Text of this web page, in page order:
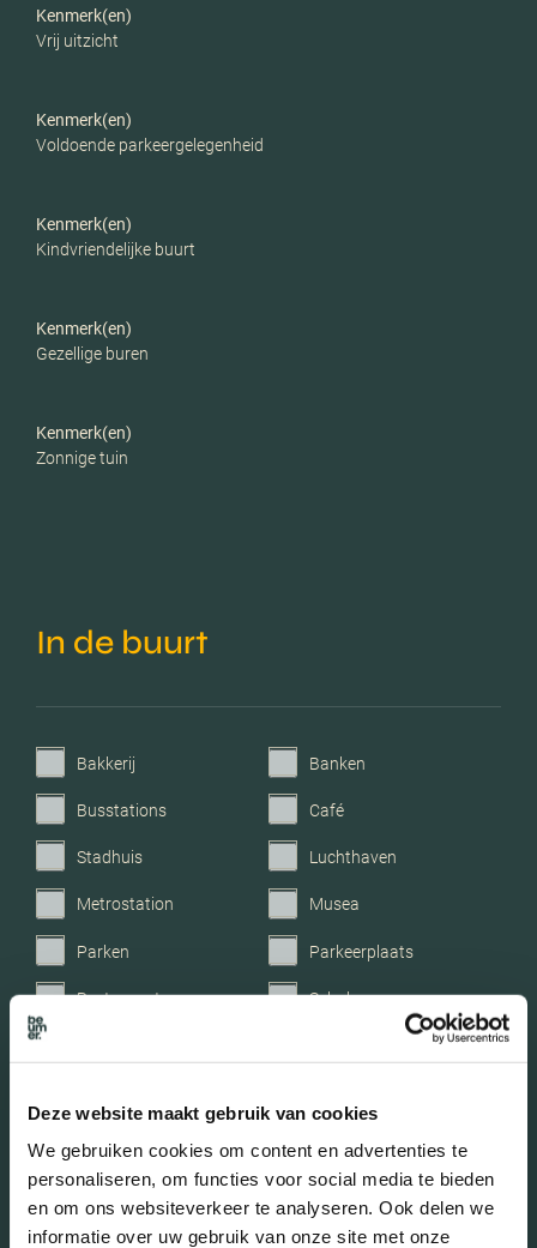
Deze website maakt gebruik van cookies
We gebruiken cookies om content en advertenties te
personaliseren, om functies voor social media te bieden
en om ons websiteverkeer te analyseren. Ook delen we
informatie over uw gebruik van onze site met onze
Kenmerk(en)
Vrij uitzicht
Kenmerk(en)
Voldoende parkeergelegenheid
Kenmerk(en)
Kindvriendelijke buurt
Kenmerk(en)
Gezellige buren
Kenmerk(en)
Zonnige tuin
In de buurt
Bakkerij Banken
Busstations Café
Stadhuis Luchthaven
Metrostation Musea
Parken Parkeerplaats
Restaurant Scholen
Treinstation Universiteit
Winkelcentrum Ziekenhuis